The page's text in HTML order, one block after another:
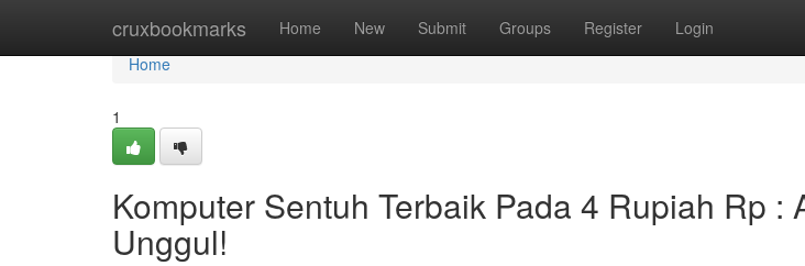
cruxbookmarks Home New Submit Groups Register Login
Home
Home
1
Komputer Sentuh Terbaik Pada 4 Rupiah Rp :
Unggul!